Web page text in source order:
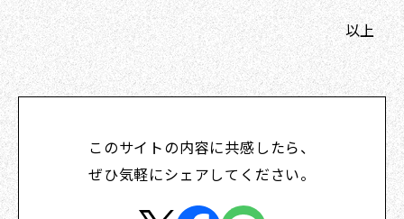
以上
このサイトの内容に共感したら、
ぜひ気軽にシェアしてください。